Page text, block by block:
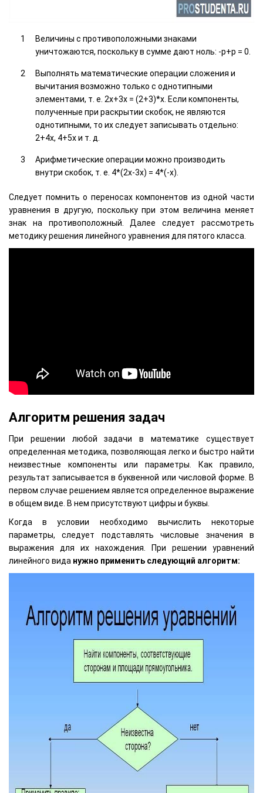
Величины с противоположными знаками
уничтожаются, поскольку в сумме дают ноль: -р+р = 0.
Выполнять математические операции сложения и
вычитания возможно только с однотипными
элементами, т. е. 2x+3x = (2+3)*x. Если компоненты,
полученные при раскрытии скобок, не являются
однотипными, то их следует записывать отдельно:
2+4x, 4+5x и т. д.
Арифметические операции можно производить
внутри скобок, т. е. 4*(2x-3x) = 4*(-x).
Следует помнить о переносах компонентов из одной части
уравнения в другую, поскольку при этом величина меняет
знак на противоположный. Далее следует рассмотреть
методику решения линейного уравнения для пятого класса.
Алгоритм решения задач
При решении любой задачи в математике существует
определенная методика, позволяющая легко и быстро найти
неизвестные компоненты или параметры. Как правило,
результат записывается в буквенной или числовой форме. В
первом случае решением является определенное выражение
в общем виде. В нем присутствуют цифры и буквы.
Когда в условии необходимо вычислить некоторые
параметры, следует подставлять числовые значения в
выражения для их нахождения. При решении уравнений
линейного вида нужно применить следующий алгоритм: